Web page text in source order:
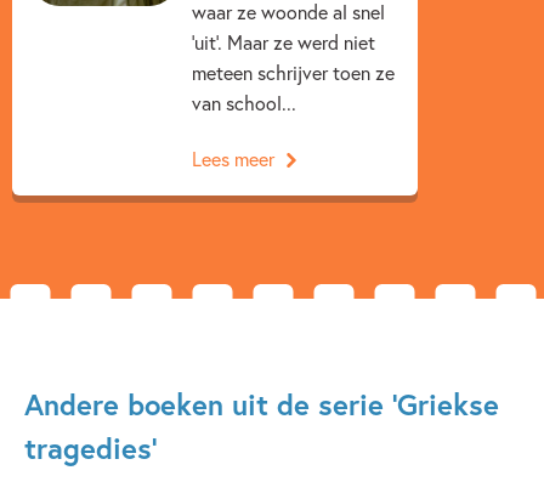
waar ze woonde al snel
'uit'. Maar ze werd niet
meteen schrijver toen ze
van school...
Lees meer
Andere boeken uit de serie 'Griekse
tragedies'